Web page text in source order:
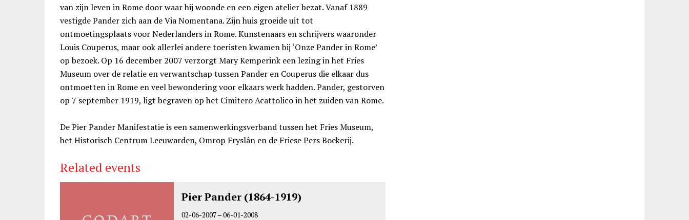
van zijn leven in Rome door waar hij woonde en een eigen atelier bezat. Vanaf 1889
vestigde Pander zich aan de Via Nomentana. Zijn huis groeide uit tot
ontmoetingsplaats voor Nederlanders in Rome. Kunstenaars en schrijvers waaronder
Louis Couperus, maar ook allerlei andere toeristen kwamen bij ‘Onze Pander in Rome’
op bezoek. Op 16 december 2007 verzorgt Mary Kemperink een lezing in het Fries
Museum over de relatie en verwantschap tussen Pander en Couperus die elkaar dus
ontmoetten in Rome en veel bewondering voor elkaars werk hadden. Pander, gestorven
op 7 september 1919, ligt begraven op het Cimitero Acattolico in het zuiden van Rome.
De Pier Pander Manifestatie is een samenwerkingsverband tussen het Fries Museum,
het Historisch Centrum Leeuwarden, Omrop Fryslân en de Friese Pers Boekerij.
Related events
Pier Pander (1864-1919)
02-06-2007–06-01-2008